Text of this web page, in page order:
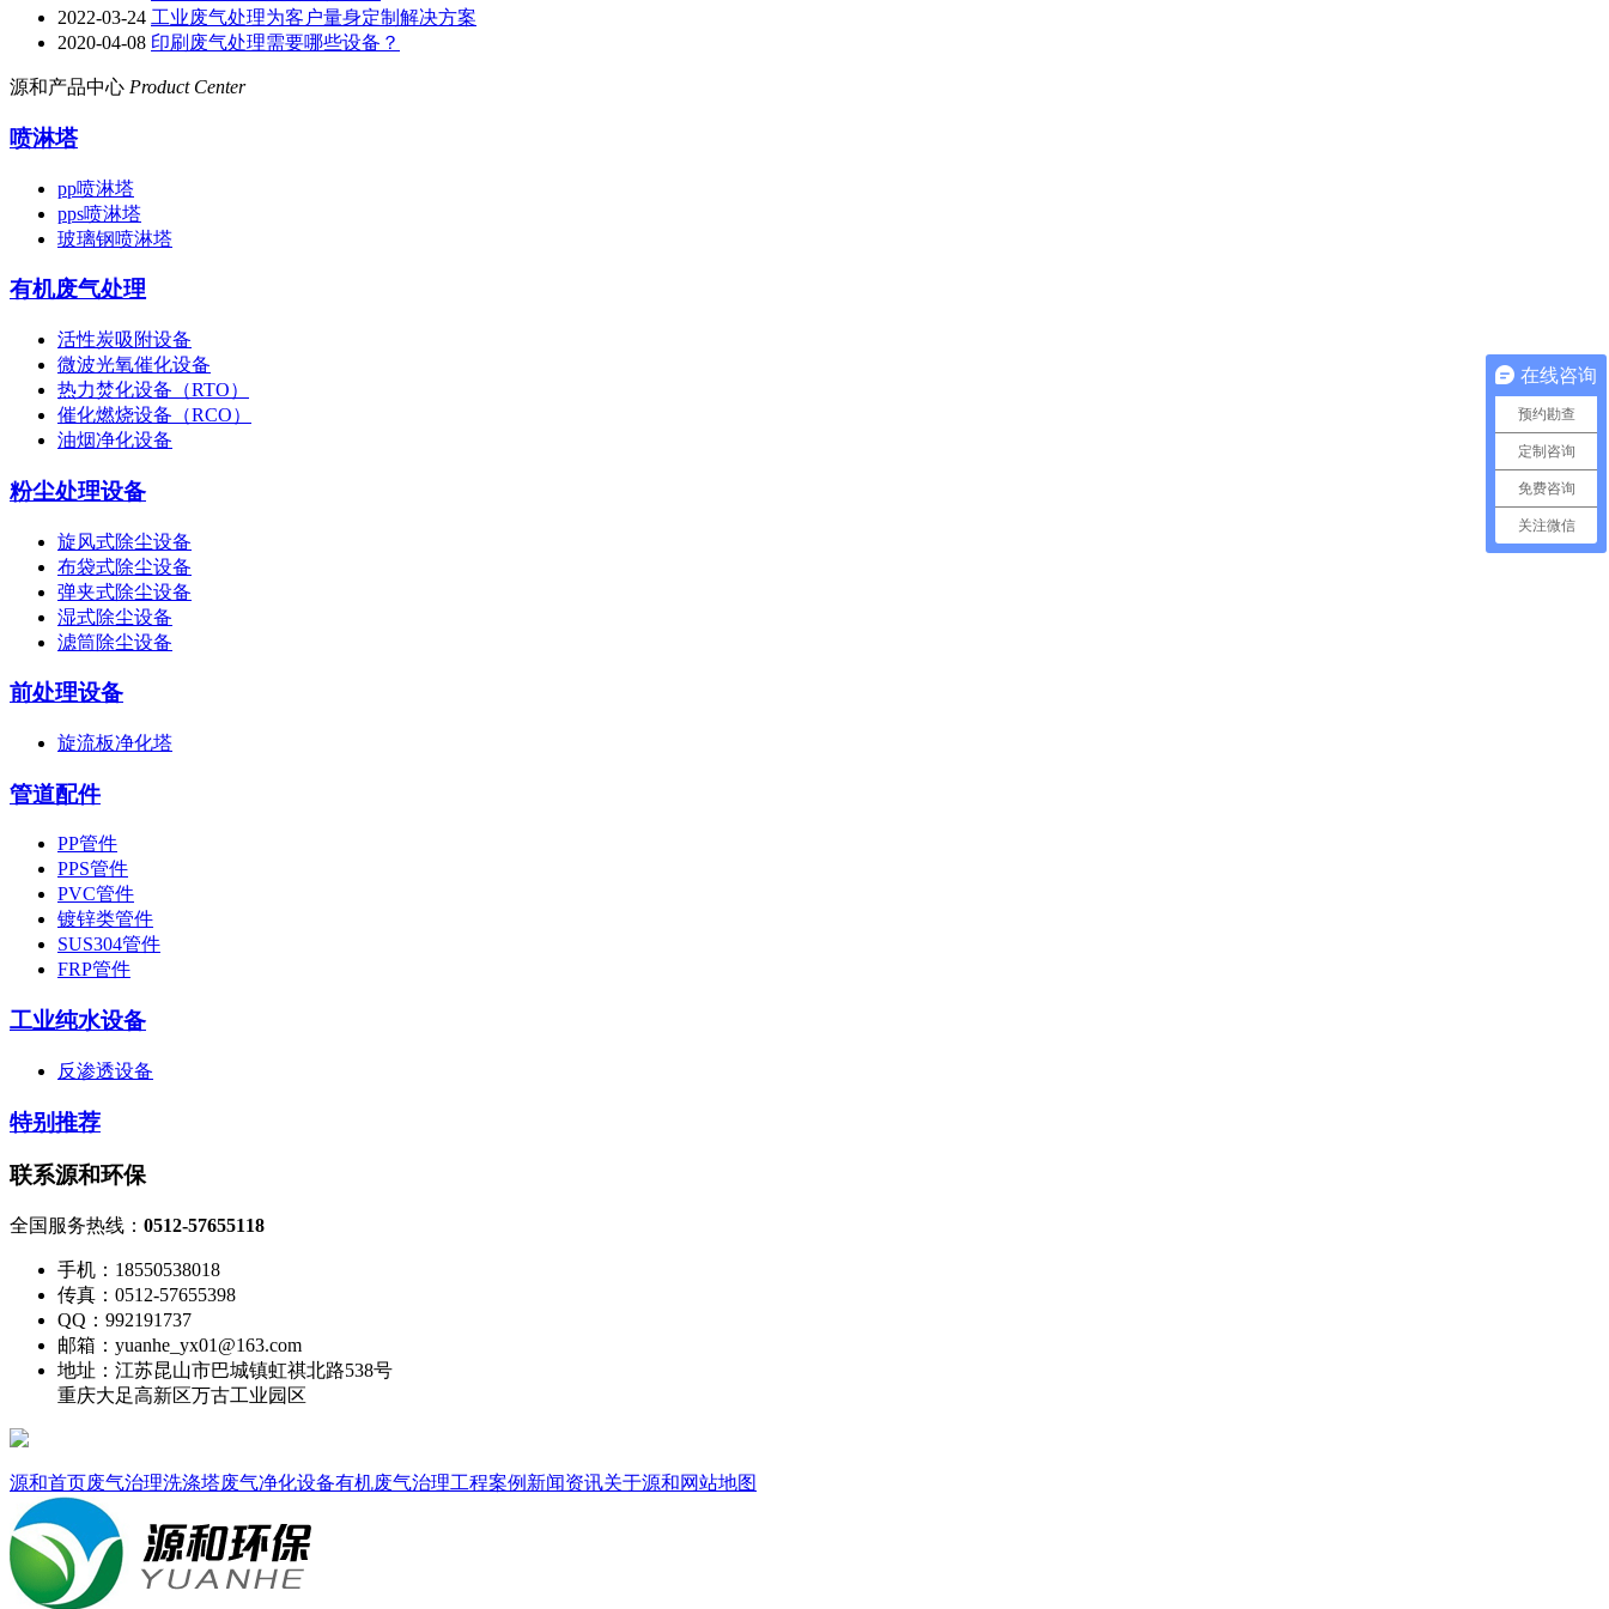
2022-03-24 工业废气处理为客户量身定制解决方案
2020-04-08 印刷废气处理需要哪些设备？
源和产品中心 Product Center
喷淋塔
pp喷淋塔
pps喷淋塔
玻璃钢喷淋塔
有机废气处理
活性炭吸附设备
微波光氧催化设备
热力焚化设备（RTO）
催化燃烧设备（RCO）
油烟净化设备
粉尘处理设备
旋风式除尘设备
布袋式除尘设备
弹夹式除尘设备
湿式除尘设备
滤筒除尘设备
前处理设备
旋流板净化塔
管道配件
PP管件
PPS管件
PVC管件
镀锌类管件
SUS304管件
FRP管件
工业纯水设备
反渗透设备
特别推荐
联系源和环保
全国服务热线： 0512-57655118
手机：18550538018
传真：0512-57655398
QQ：992191737
邮箱：yuanhe_yx01@163.com
地址：江苏昆山市巴城镇虹祺北路538号
重庆大足高新区万古工业园区
源和首页废气治理洗涤塔废气净化设备有机废气治理工程案例 新闻资讯关于源和网站地图
在线咨询
预约勘查
定制咨询
免费咨询
关注微信